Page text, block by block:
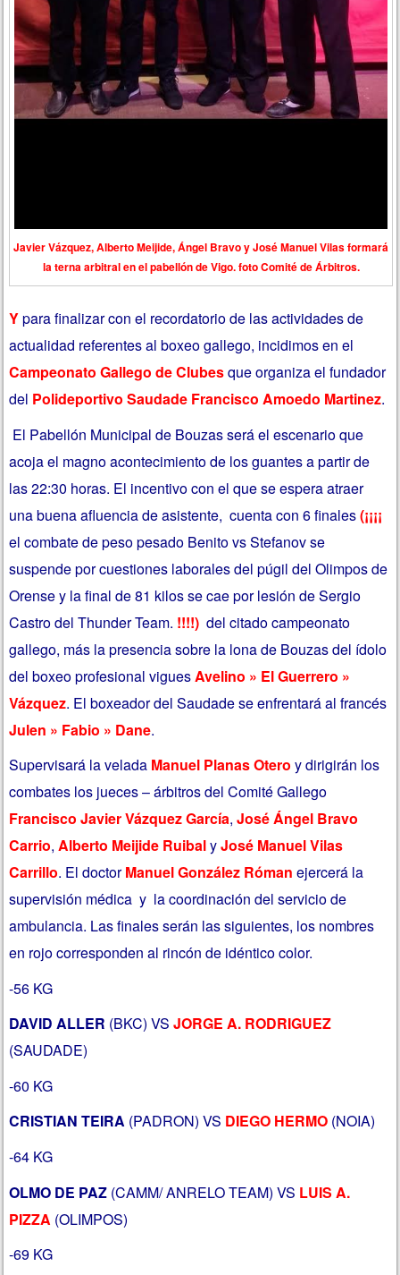
Javier Vázquez, Alberto Meijide, Ángel Bravo y José Manuel Vilas formará
la terna arbitral en el pabellón de Vigo. foto Comité de Árbitros.
Ypara finalizar con el recordatorio de las actividades de
actualidad referentes al boxeo gallego, incidimos en el
Campeonato Gallego de Clubesque organiza el fundador
del Polideportivo Saudade Francisco Amoedo Martinez.
El Pabellón Municipal de Bouzas será el escenario que
acoja el magno acontecimiento de los guantes a partir de
las 22:30 horas. El incentivo con el que se espera atraer
una buena afluencia de asistente, cuenta con 6 finales(¡¡¡¡
el combate de peso pesado Benito vs Stefanov se
suspende por cuestiones laborales del púgil del Olimpos de
Orense y la final de 81 kilos se cae por lesión de Sergio
Castro del Thunder Team. !!!!) del citado campeonato
gallego, más la presencia sobre la lona de Bouzas del ídolo
del boxeo profesional vigues Avelino » El Guerrero »
Vázquez. El boxeador del Saudade se enfrentará al francés
Julen » Fabio » Dane.
Supervisará la velada Manuel Planas Otero y dirigirán los
combates los jueces – árbitros del Comité Gallego
Francisco Javier Vázquez García,José Ángel Bravo
Carrio,Alberto Meijide RuibalyJosé Manuel Vilas
Carrillo. El doctorManuel González Róman ejercerá la
supervisión médica y la coordinación del servicio de
ambulancia. Las finales serán las siguientes, los nombres
en rojo corresponden al rincón de idéntico color.
-56 KG
DAVID ALLER (BKC) VSJORGE A. RODRIGUEZ
(SAUDADE)
-60 KG
CRISTIAN TEIRA (PADRON) VS DIEGO HERMO (NOIA)
-64 KG
OLMO DE PAZ (CAMM/ ANRELO TEAM) VS LUIS A.
PIZZA (OLIMPOS)
-69 KG